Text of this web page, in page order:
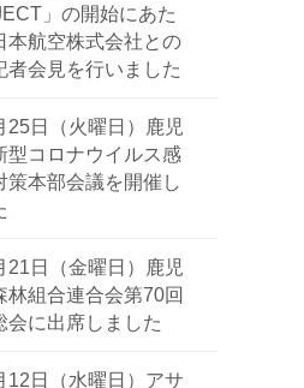
」の開始にあた
本航空株式会社との
者会見を行いました
25日（火曜日）鹿児
型コロナウイルス感
策本部会議を開催し
21日（金曜日）鹿児
林組合連合会第70回
会に出席しました
12日（水曜日）アサ